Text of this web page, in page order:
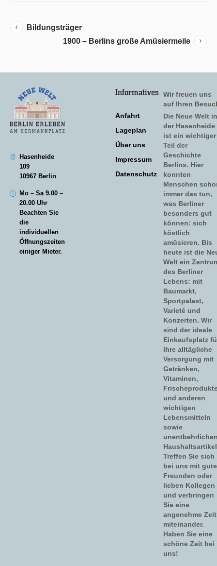
Bildungsträger
1900 – Berlins große Amüsiermeile
Hasenheide
109
10967 Berlin
Mo – Sa 9.00 –
20.00 Uhr
Beachten Sie
die
individuellen
Öffnungszeiten
einiger Mieter.
Informatives
Anfahrt
Lageplan
Über uns
Impressum
Datenschutz
Wir freuen uns
auf Ihren
Die Neue Welt in
der Hasenheide
ist ein wichtiger
Teil der
Geschichte
Berlins. Hier
konnten
Menschen
immer das tun,
was Berliner
besonders gut
können: sich
köstlich
amüsieren. Bis
heute ist die
Welt ein
des Berliner
Lebens: mit
Baumarkt,
Sportpalast,
Varieté und
Konzerten. Wir
sind der ideale
Einkaufsplatz
Ihre alltägliche
Versorgung mit
Getränken,
Vitaminen,
und anderen
wichtigen
Lebensmitteln
sowie
Treffen Sie sich
bei uns mit
Freunden oder
lieben Kollegen
und verbringen
Sie eine
angenehme Zeit
miteinander.
Haben Sie eine
schöne Zeit bei
uns!